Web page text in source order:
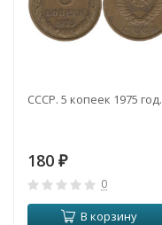
СССР. 5 копеек 1975 год.
180 ₽
0
В корзину